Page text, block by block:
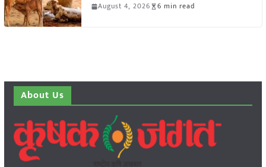
August 4, 2026 6 min read
About Us